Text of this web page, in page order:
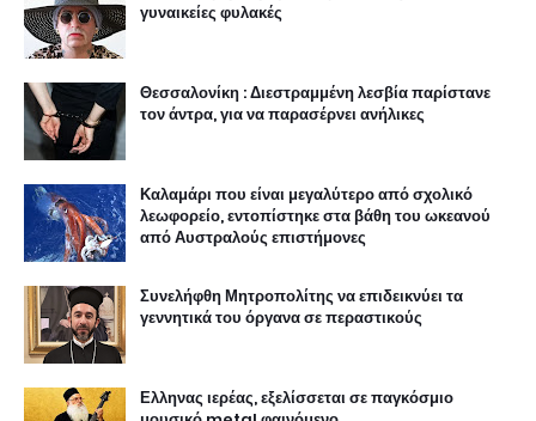
γυναικείες φυλακές
Θεσσαλονίκη : Διεστραμμένη λεσβία παρίστανε
τον άντρα, για να παρασέρνει ανήλικες
Καλαμάρι που είναι μεγαλύτερο από σχολικό
λεωφορείο, εντοπίστηκε στα βάθη του ωκεανού
από Αυστραλούς επιστήμονες
Συνελήφθη Μητροπολίτης να επιδεικνύει τα
γεννητικά του όργανα σε περαστικούς
Ελληνας ιερέας, εξελίσσεται σε παγκόσμιο